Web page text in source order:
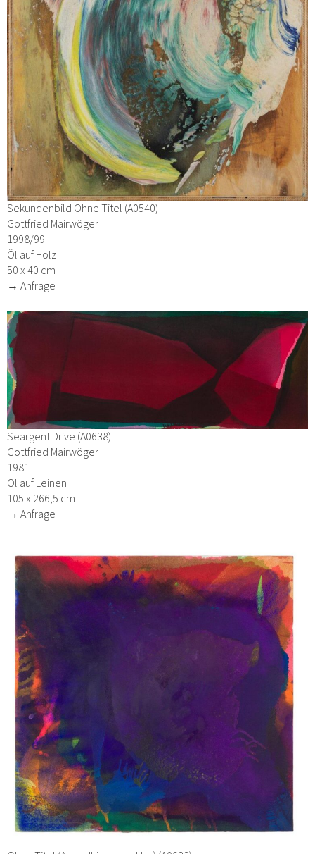
Sekundenbild Ohne Titel (A0540)
Gottfried Mairwöger
1998/99
Öl auf Holz
50 x 40 cm
→ Anfrage
Seargent Drive (A0638)
Gottfried Mairwöger
1981
Öl auf Leinen
105 x 266,5 cm
→ Anfrage